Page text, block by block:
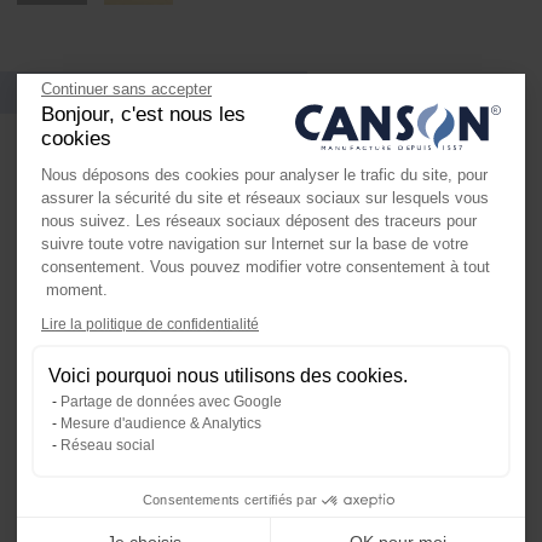
Vous pourriez aussi aimer
Continuer sans accepter
Bonjour, c'est nous les
cookies
Nous déposons des cookies pour analyser le trafic du site, pour
assurer la sécurité du site et réseaux sociaux sur lesquels vous
nous suivez. Les réseaux sociaux déposent des traceurs pour
suivre toute votre navigation sur Internet sur la base de votre
consentement. Vous pouvez modifier votre consentement à tout
moment.
Lire la politique de confidentialité
Voici pourquoi nous utilisons des cookies.
Partage de données avec Google
Mesure d'audience & Analytics
Réseau social
Consentements certifiés par
Axeptio consent
Notre plateforme vous permet